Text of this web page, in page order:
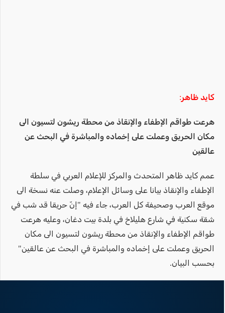
كايد ظاهر:
هرعت طواقم الإطفاء والإنقاذ من محطة ريشون لتسيون الى
مكان الحريق وعملت على إخماده والمباشرة في البحث عن
عالقين
عمم كايد ظاهر المتحدث والمركز للإعلام العربي في سلطة
الإطفاء والإنقاذ بيانا على وسائل الإعلام، وصلت عنه نسخة الى
موقع العرب وصحيفة كل العرب، جاء فيه "إنّ حريقا قد شب في
شقة سكنية في شارع هليلاخ في بلدة بيت دغان، وعليه هرعت
طواقم الإطفاء والإنقاذ من محطة ريشون لتسيون الى مكان
الحريق وعملت على إخماده والمباشرة في البحث عن عالقين"
بحسب البيان.